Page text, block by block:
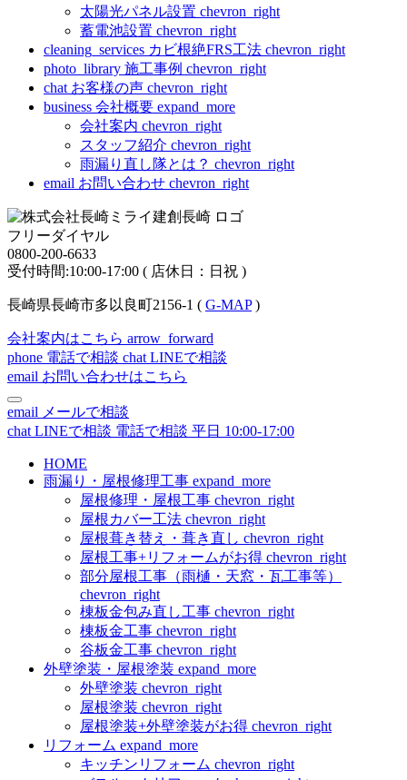
太陽光パネル設置 chevron_right
蓄電池設置 chevron_right
cleaning_services カビ根絶FRS工法 chevron_right
photo_library 施工事例 chevron_right
chat お客様の声 chevron_right
business 会社概要 expand_more
会社案内 chevron_right
スタッフ紹介 chevron_right
雨漏り直し隊とは？ chevron_right
email お問い合わせ chevron_right
フリーダイヤル
0800-200-6633
受付時間:10:00-17:00 ( 店休日：日祝 )
長崎県長崎市多以良町2156-1 ( G-MAP)
会社案内はこちら arrow_forward
phone 電話で相談 chat LINEで相談
email お問い合わせはこちら
email メールで相談
chat LINEで相談 電話で相談 平日 10:00-17:00
HOME
雨漏り・屋根修理工事 expand_more
屋根修理・屋根工事 chevron_right
屋根カバー工法 chevron_right
屋根葺き替え・葺き直し chevron_right
屋根工事+リフォームがお得 chevron_right
部分屋根工事（雨樋・天窓・瓦工事等）
chevron_right
棟板金包み直し工事 chevron_right
棟板金工事 chevron_right
谷板金工事 chevron_right
外壁塗装・屋根塗装 expand_more
外壁塗装 chevron_right
屋根塗装 chevron_right
屋根塗装+外壁塗装がお得 chevron_right
リフォーム expand_more
キッチンリフォーム chevron_right